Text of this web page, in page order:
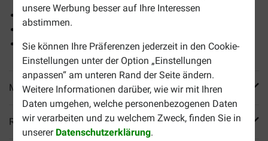
unsere Werbung besser auf Ihre Interessen
abstimmen.
Sie können Ihre Präferenzen jederzeit in den Cookie-
Einstellungen unter der Option „Einstellungen
anpassen“ am unteren Rand der Seite ändern.
Weitere Informationen darüber, wie wir mit Ihren
Daten umgehen, welche personenbezogenen Daten
wir verarbeiten und zu welchem Zweck, finden Sie in
unserer Datenschutzerklärung.
Ausgewogene Ernährung
Angereichert mit Vitaminen und Mineralstoffen
Hochwertige Samenmischung
Mehr Produktinfos
Reviews